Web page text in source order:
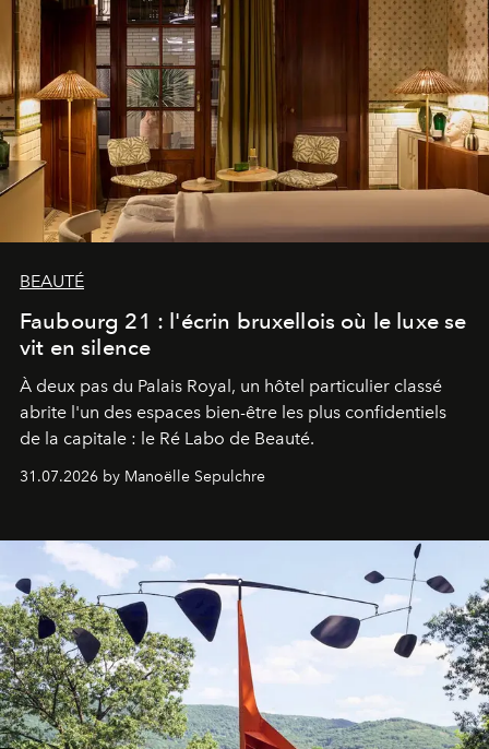
BEAUTÉ
Faubourg 21 : l'écrin bruxellois où le luxe se
vit en silence
À deux pas du Palais Royal, un hôtel particulier classé
abrite l'un des espaces bien-être les plus confidentiels
de la capitale : le Ré Labo de Beauté.
31.07.2026 by Manoëlle Sepulchre